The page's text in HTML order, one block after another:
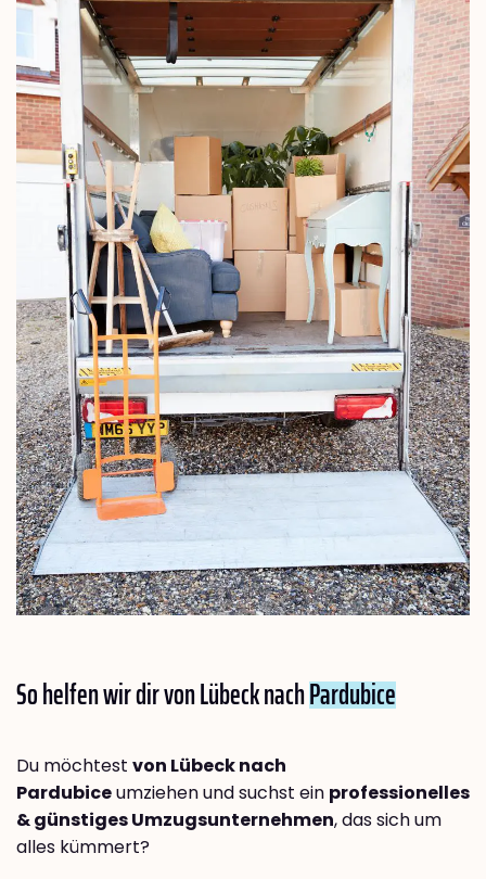
So helfen wir dir von Lübeck nachPardubice
Du möchtest von Lübeck nach
Pardubiceumziehen und suchst ein professionelles
& günstiges Umzugsunternehmen, das sich um
alles kümmert?